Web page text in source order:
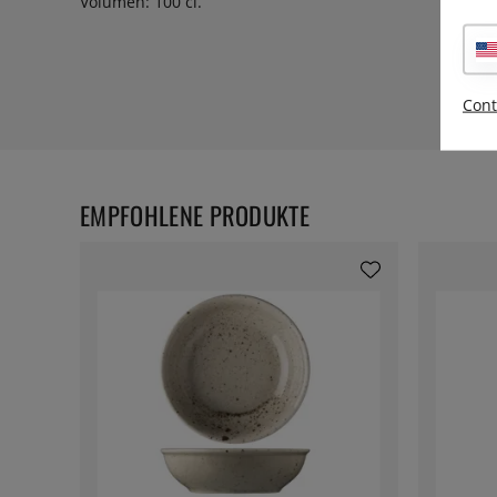
EMPFOHLENE PRODUKTE